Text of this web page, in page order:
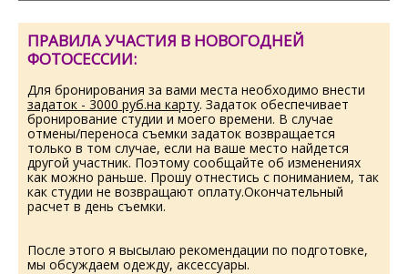
ПРАВИЛА УЧАСТИЯ В НОВОГОДНЕЙ
ФОТОСЕССИИ:
Для бронирования за вами места необходимо внести
задаток - 3000 руб.на карту. Задаток обеспечивает
бронирование студии и моего времени. В случае
отмены/переноса съемки задаток возвращается
только в том случае, если на ваше место найдется
другой участник. Поэтому сообщайте об изменениях
как можно раньше. Прошу отнестись с пониманием, так
как студии не возвращают оплату.Окончательный
расчет в день съемки.
После этого я высылаю рекомендации по подготовке,
мы обсуждаем одежду, аксессуары.